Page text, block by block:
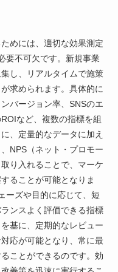
めには、適切な効果測定
要不可欠です。新規事業
し、リアルタイムで施策
求められます。具体的に
バージョン率、SNSのエ
など、複数の指標を組
、定量的なデータに加え
NPS（ネット・プロモー
り入れることで、マーケ
ることが可能となりま
ーズや目的に応じて、短
ンスよく評価できる指標
基に、定期的なレビュー
応が可能となり、常に最
ことができるのです。効